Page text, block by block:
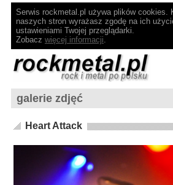
Serwis rockmetal.pl używa plików cookies.
naszych stron wyrażasz zgodę na ich
ustawieniami Twojej przeglądarki.
Zobacz więcej informacji.
galerie zdjęć
Heart Attack